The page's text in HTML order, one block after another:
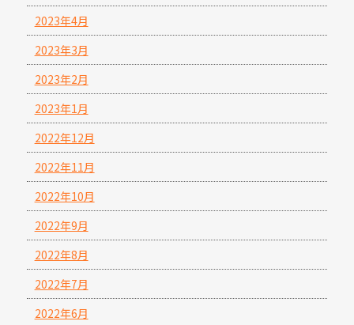
2023年4月
2023年3月
2023年2月
2023年1月
2022年12月
2022年11月
2022年10月
2022年9月
2022年8月
2022年7月
2022年6月